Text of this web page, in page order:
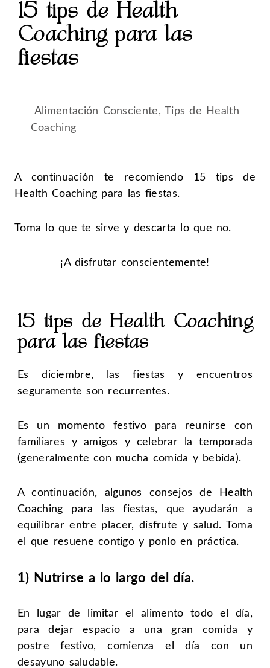
15 tips de Health
Coaching para las
fiestas
Alimentación Consciente, Tips de Health
Coaching
A continuación te recomiendo 15 tips de
Health Coaching para las fiestas.
Toma lo que te sirve y descarta lo que no.
¡A disfrutar conscientemente!
15 tips de Health Coaching
para las fiestas
Es diciembre, las fiestas y encuentros
seguramente son recurrentes.
Es un momento festivo para reunirse con
familiares y amigos y celebrar la temporada
(generalmente con mucha comida y bebida).
A continuación, algunos consejos de Health
Coaching para las fiestas, que ayudarán a
equilibrar entre placer, disfrute y salud. Toma
el que resuene contigo y ponlo en práctica.
1) Nutrirse a lo largo del día.
En lugar de limitar el alimento todo el día,
para dejar espacio a una gran comida y
postre festivo, comienza el día con un
desayuno saludable.